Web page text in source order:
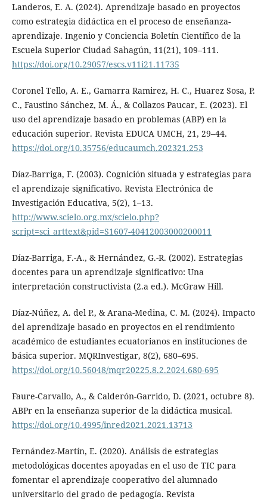
Landeros, E. A. (2024). Aprendizaje basado en proyectos
como estrategia didáctica en el proceso de enseñanza-
aprendizaje. Ingenio y Conciencia Boletín Científico de la
Escuela Superior Ciudad Sahagún, 11(21), 109–111.
https://doi.org/10.29057/escs.v11i21.11735
Coronel Tello, A. E., Gamarra Ramirez, H. C., Huarez Sosa, P.
C., Faustino Sánchez, M. Á., & Collazos Paucar, E. (2023). El
uso del aprendizaje basado en problemas (ABP) en la
educación superior. Revista EDUCA UMCH, 21, 29–44.
https://doi.org/10.35756/educaumch.202321.253
Díaz-Barriga, F. (2003). Cognición situada y estrategias para
el aprendizaje significativo. Revista Electrónica de
Investigación Educativa, 5(2), 1–13.
http://www.scielo.org.mx/scielo.php?
script=sci_arttext&pid=S1607-40412003000200011
Díaz-Barriga, F.-A., & Hernández, G.-R. (2002). Estrategias
docentes para un aprendizaje significativo: Una
interpretación constructivista (2.a ed.). McGraw Hill.
Díaz-Núñez, A. del P., & Arana-Medina, C. M. (2024). Impacto
del aprendizaje basado en proyectos en el rendimiento
académico de estudiantes ecuatorianos en instituciones de
básica superior. MQRInvestigar, 8(2), 680–695.
https://doi.org/10.56048/mqr20225.8.2.2024.680-695
Faure-Carvallo, A., & Calderón-Garrido, D. (2021, octubre 8).
ABPr en la enseñanza superior de la didáctica musical.
https://doi.org/10.4995/inred2021.2021.13713
Fernández-Martín, E. (2020). Análisis de estrategias
metodológicas docentes apoyadas en el uso de TIC para
fomentar el aprendizaje cooperativo del alumnado
universitario del grado de pedagogía. Revista